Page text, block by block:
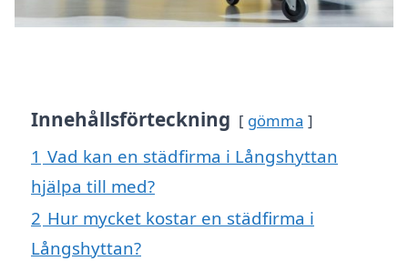
Innehållsförteckning gömma
1 Vad kan en städfirma i Långshyttan
hjälpa till med?
2 Hur mycket kostar en städfirma i
Långshyttan?